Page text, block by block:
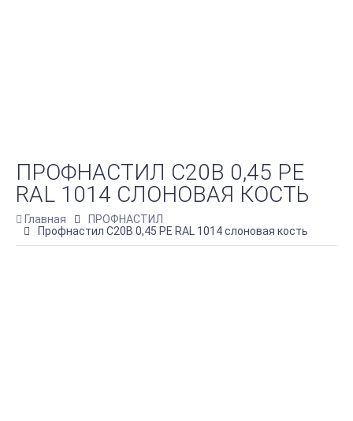
ПРОФНАСТИЛ С20В 0,45 PE
RAL 1014 СЛОНОВАЯ КОСТЬ
Главная
ПРОФНАСТИЛ
Профнастил С20В 0,45 PE RAL 1014 слоновая кость